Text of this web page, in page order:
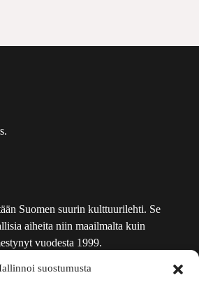
suostumusta
Suomen suurin kulttuurilehti. Se
aiheita niin maailmalta kuin
vuodesta 1999.